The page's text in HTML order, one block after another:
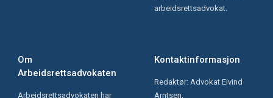
arbeidsrettsadvokat.
Om
Arbeidsrettsadvokaten
Arbeidsrettsadvokaten har
Kontaktinformasjon
Redaktør: Advokat Eivind
Arntsen,